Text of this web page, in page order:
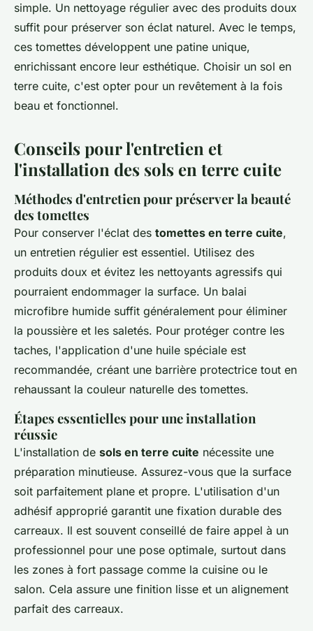
simple. Un nettoyage régulier avec des produits doux
suffit pour préserver son éclat naturel. Avec le temps,
ces tomettes développent une patine unique,
enrichissant encore leur esthétique. Choisir un sol en
terre cuite, c'est opter pour un revêtement à la fois
beau et fonctionnel.
Conseils pour l'entretien et
l'installation des sols en terre cuite
Méthodes d'entretien pour préserver la beauté
des tomettes
Pour conserver l'éclat des tomettes en terre cuite,
un entretien régulier est essentiel. Utilisez des
produits doux et évitez les nettoyants agressifs qui
pourraient endommager la surface. Un balai
microfibre humide suffit généralement pour éliminer
la poussière et les saletés. Pour protéger contre les
taches, l'application d'une huile spéciale est
recommandée, créant une barrière protectrice tout en
rehaussant la couleur naturelle des tomettes.
Étapes essentielles pour une installation
réussie
L'installation de sols en terre cuite nécessite une
préparation minutieuse. Assurez-vous que la surface
soit parfaitement plane et propre. L'utilisation d'un
adhésif approprié garantit une fixation durable des
carreaux. Il est souvent conseillé de faire appel à un
professionnel pour une pose optimale, surtout dans
les zones à fort passage comme la cuisine ou le
salon. Cela assure une finition lisse et un alignement
parfait des carreaux.